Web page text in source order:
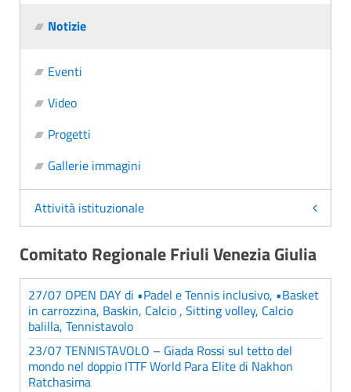
Notizie
Eventi
Video
Progetti
Gallerie immagini
Attività istituzionale
Comitato Regionale Friuli Venezia Giulia
27/07 OPEN DAY di •Padel e Tennis inclusivo, •Basket
in carrozzina, Baskin, Calcio , Sitting volley, Calcio
balilla, Tennistavolo
23/07 TENNISTAVOLO – Giada Rossi sul tetto del
mondo nel doppio ITTF World Para Elite di Nakhon
Ratchasima